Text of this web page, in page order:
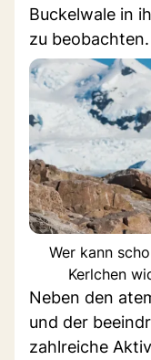
Buckelwale in
zu beobachten.
Wer kann
Kerlchen
Neben den
und der
zahlreiche